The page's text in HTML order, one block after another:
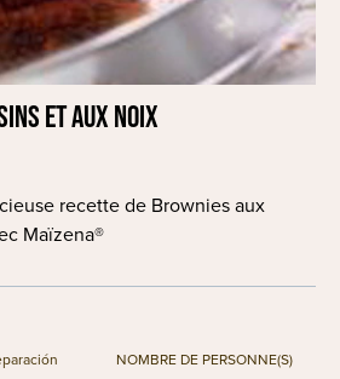
et aux noix
recette de Brownies aux
Maïzena®
NOMBRE DE PERSONNE(S)